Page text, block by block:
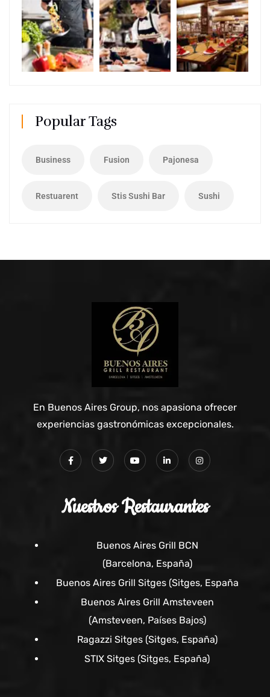
Popular Tags
Business Fusion Pajonesa
Restuarent Stis Sushi Bar Sushi
En Buenos Aires Group, nos apasiona ofrecer
experiencias gastronómicas excepcionales.
Nuestros Restaurantes
Buenos Aires Grill BCN
(Barcelona, España)
Buenos Aires Grill Sitges (Sitges, España
Buenos Aires Grill Amsteveen
(Amsteveen, Países Bajos)
Ragazzi Sitges (Sitges, España)
STIX Sitges (Sitges, España)